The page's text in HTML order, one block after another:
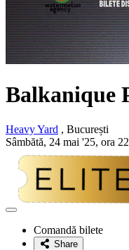
Balkanique
Heavy Yard , București
Sâmbătă, 24 mai '25, ora
Adaugă
favoriteComandă bilete
Share